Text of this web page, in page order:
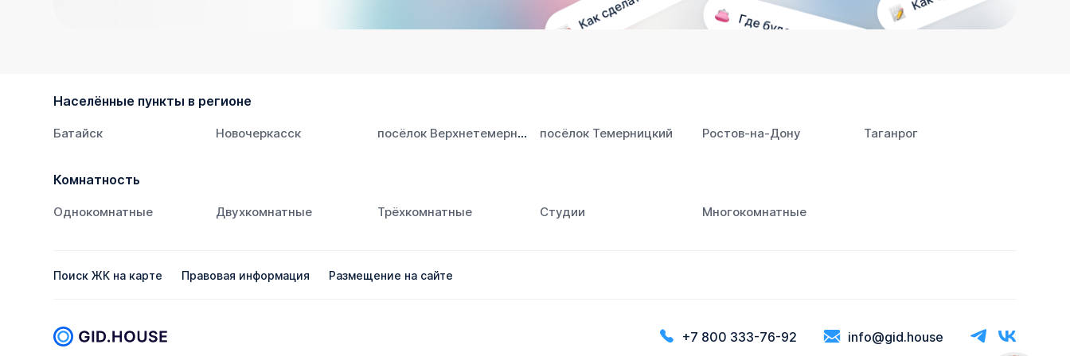
Населённые пункты в регионе
Батайск Новочеркасск посёлок Верхнетемерницкий посёлок Темерницкий Ростов‑на‑Дону Таганрог
Комнатность
Однокомнатные Двухкомнатные Трёхкомнатные Студии Многокомнатные
Поиск ЖК на карте Правовая информация Размещение на сайте
+7 800 333-76-92 info@gid.house